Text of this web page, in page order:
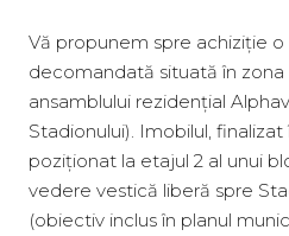
Vă propunem spre achiziție o
decomandată situată în
ansamblului rezidențial
Stadionului). Imobilul, finalizat
poziționat la etajul 2 al unui
vedere vestică liberă spre
(obiectiv inclus în planul